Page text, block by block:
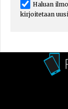
Haluan
kirjoitetaan